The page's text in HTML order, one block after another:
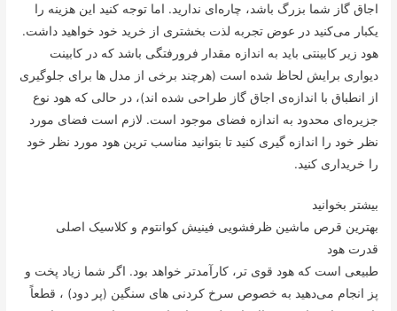
اجاق گاز شما بزرگ باشد، چاره‌ای ندارید. اما توجه کنید این هزینه را
یکبار می‌کنید در عوض تجربه لذت بخشتری از خرید خود خواهید داشت.
هود زیر کابینتی باید به اندازه مقدار فرورفتگی باشد که در کابینت
دیواری برایش لحاظ شده است (هرچند برخی از مدل ها برای جلوگیری
از انطباق با اندازه‌ی اجاق گاز طراحی شده اند)، در حالی که هود نوع
جزیره‌ای محدود به اندازه فضای موجود است. لازم است فضای مورد
نظر خود را اندازه گیری کنید تا بتوانید مناسب ترین هود مورد نظر خود
را خریداری کنید.
بیشتر بخوانید
بهترین قرص ماشین ظرفشویی فینیش کوانتوم و کلاسیک اصلی
قدرت هود
طبیعی است که هود قوی تر، کارآمدتر خواهد بود. اگر شما زیاد پخت و
پز انجام می‌دهید به خصوص سرخ کردنی های سنگین (پر دود) ، قطعاً